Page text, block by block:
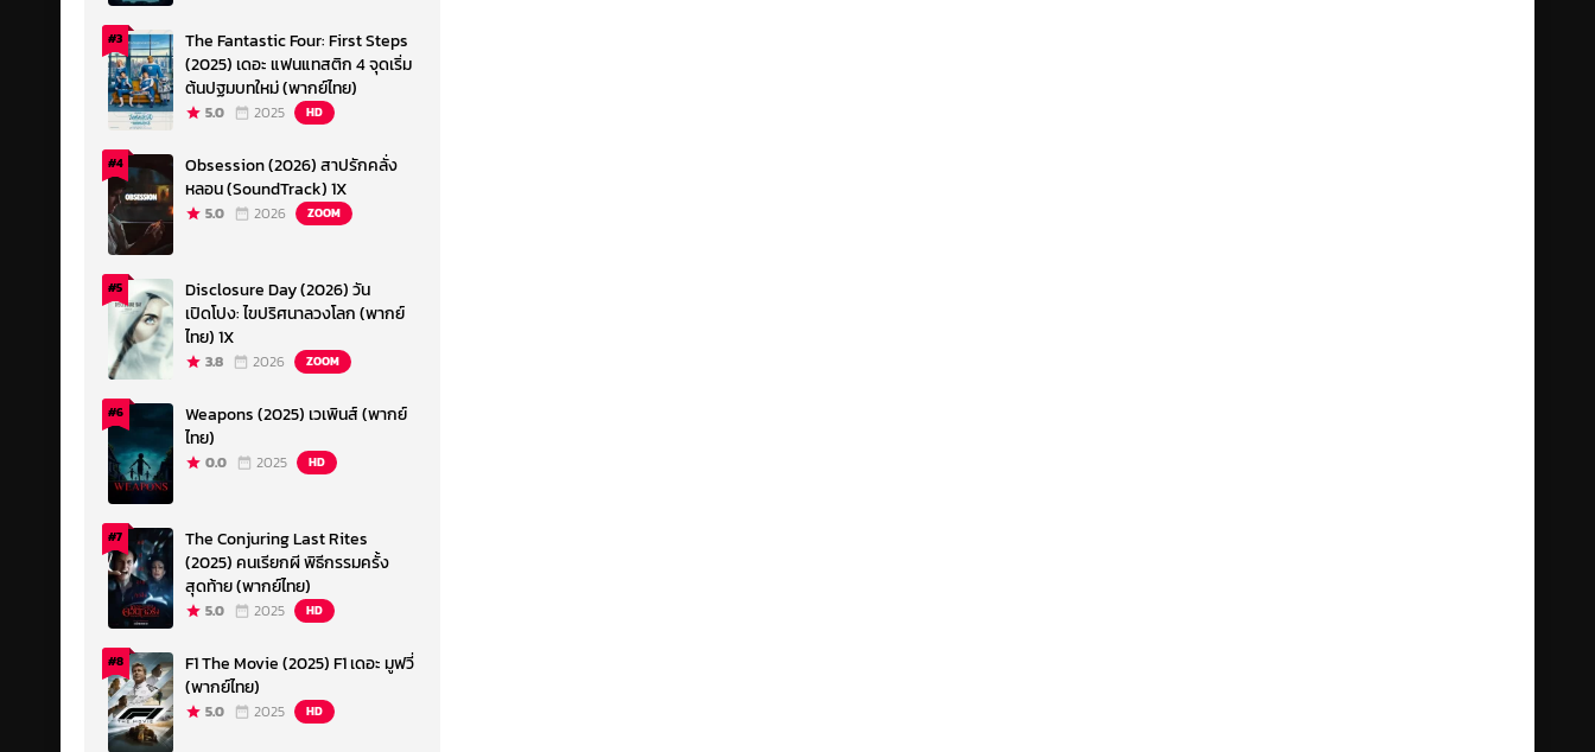
#3
The Fantastic Four: First Steps
(2025) เดอะ แฟนแทสติก 4 จุดเริ่ม
ต้นปฐมบทใหม่ (พากย์ไทย)
5.0 2025 HD
#4
Obsession (2026) สาปรักคลั่ง
หลอน (SoundTrack) 1X
5.0 2026 ZOOM
#5
Disclosure Day (2026) วัน
เปิดโปง: ไขปริศนาลวงโลก (พากย์
ไทย) 1X
3.8 2026 ZOOM
#6
Weapons (2025) เวเพินส์ (พากย์
ไทย)
0.0 2025 HD
#7
The Conjuring Last Rites
(2025) คนเรียกผี พิธีกรรมครั้ง
สุดท้าย (พากย์ไทย)
5.0 2025 HD
#8
F1 The Movie (2025) F1 เดอะ มูฟวี่
(พากย์ไทย)
5.0 2025 HD